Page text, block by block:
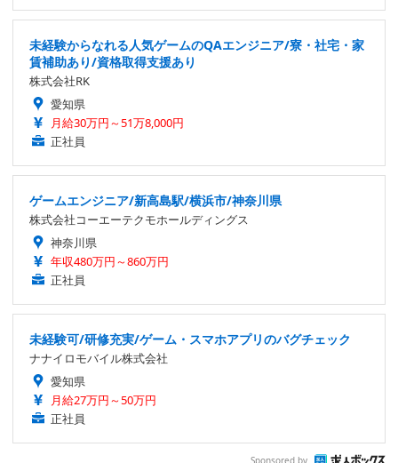
未経験からなれる人気ゲームのQAエンジニア/寮・社宅・家
賃補助あり/資格取得支援あり
株式会社RK
愛知県
月給30万円～51万8,000円
正社員
ゲームエンジニア/新高島駅/横浜市/神奈川県
株式会社コーエーテクモホールディングス
神奈川県
年収480万円～860万円
正社員
未経験可/研修充実/ゲーム・スマホアプリのバグチェック
ナナイロモバイル株式会社
愛知県
月給27万円～50万円
正社員
Sponsored by